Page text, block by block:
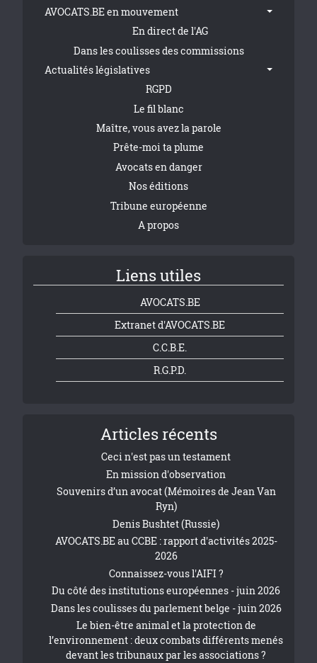
AVOCATS.BE en mouvement
En direct de l'AG
Dans les coulisses des commissions
Actualités législatives
RGPD
Le fil blanc
Maître, vous avez la parole
Prête-moi ta plume
Avocats en danger
Nos éditions
Tribune européenne
A propos
Liens utiles
AVOCATS.BE
Extranet d'AVOCATS.BE
C.C.B.E.
R.G.P.D.
Articles récents
Ceci n'est pas un testament
En mission d'observation
Souvenirs d’un avocat (Mémoires de Jean Van
Ryn)
Denis Bushtet (Russie)
AVOCATS.BE au CCBE : rapport d'activités 2025-
2026
Connaissez-vous l'AIFI ?
Du côté des institutions européennes - juin 2026
Dans les coulisses du parlement belge - juin 2026
Le bien-être animal et la protection de
l’environnement : deux combats différents menés
devant les tribunaux par les associations ?